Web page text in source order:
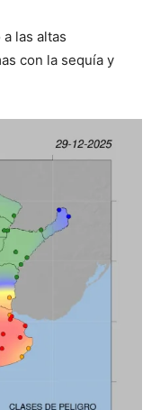
las altas
con la sequía y